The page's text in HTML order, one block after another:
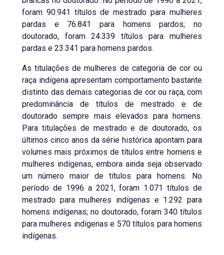
foram 90.941 títulos de mestrado para mulheres
pardas e 76.841 para homens pardos; no
doutorado, foram 24.339 títulos para mulheres
pardas e 23.341 para homens pardos.
As titulações de mulheres de categoria de cor ou
raça indígena apresentam comportamento bastante
distinto das demais categorias de cor ou raça, com
predominância de títulos de mestrado e de
doutorado sempre mais elevados para homens.
Para titulações de mestrado e de doutorado, os
últimos cinco anos da série histórica apontam para
volumes mais próximos de títulos entre homens e
mulheres indígenas, embora ainda seja observado
um número maior de títulos para homens. No
período de 1996 a 2021, foram 1.071 títulos de
mestrado para mulheres indígenas e 1.292 para
homens indígenas; no doutorado, foram 340 títulos
para mulheres indígenas e 570 títulos para homens
indígenas.